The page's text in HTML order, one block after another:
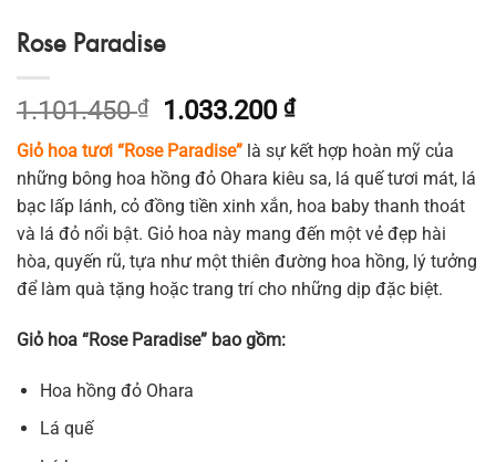
Rose Paradise
1.101.450₫
Giá
gốc
là:
1.101.450 ₫.
1.033.200₫Giá
hiện
tại
là:
1.033.200 ₫.
Giỏ hoa tươi “Rose Paradise” là sự kết hợp hoàn mỹ của
những bông hoa hồng đỏ Ohara kiêu sa, lá quế tươi mát, lá
bạc lấp lánh, cỏ đồng tiền xinh xắn, hoa baby thanh thoát
và lá đỏ nổi bật. Giỏ hoa này mang đến một vẻ đẹp hài
hòa, quyến rũ, tựa như một thiên đường hoa hồng, lý tưởng
để làm quà tặng hoặc trang trí cho những dịp đặc biệt.
Giỏ hoa “Rose Paradise” bao gồm:
Hoa hồng đỏ Ohara
Lá quế